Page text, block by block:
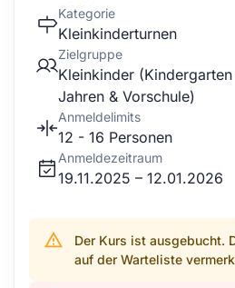
Kategorie
Kleinkinderturnen
Zielgruppe
Kleinkinder
Jahren & Vorschule)
Anmeldelimits
12 - 16 Personen
Anmeldezeitraum
19.11.2025 – 12.01.2026
Der Kurs ist ausgebucht.
auf der Warteliste